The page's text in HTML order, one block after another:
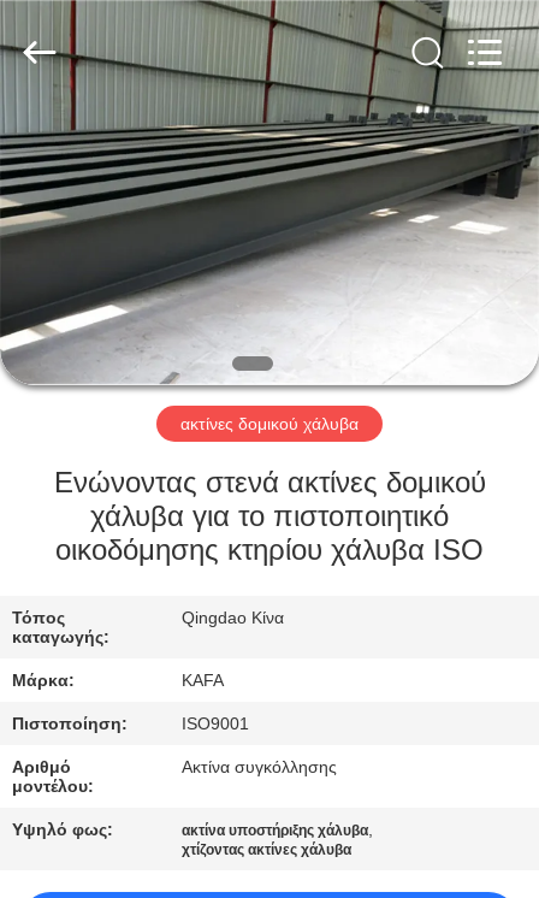
ΑΡΧΙΚΉ
ΠΡΟΪΌΝΤΑ
ΒΊΝΤΕΟ
ΕΚΠΟΜΠΉ
VR
ΣΧΕΤΙΚΆ
ΕΜΆΣ
ΞΕΝΆΓΗΣΗ
ΣΤΟ
ΈΛΕΓΧΟΣ
ΠΟΙΌΤΗΤΑΣ
Co.,
Ltd..
ακτίνες δομικού χάλυβα
Ενώνοντας στενά ακτίνες δομικού
χάλυβα για το πιστοποιητικό
οικοδόμησης κτηρίου χάλυβα ISO
Τόπος
καταγωγής:
Qingdao Κίνα
Μάρκα: KAFA
Πιστοποίηση: ISO9001
Αριθμό
μοντέλου:
Ακτίνα συγκόλλησης
Υψηλό φως: ακτίνα υποστήριξης χάλυβα,
χτίζοντας ακτίνες χάλυβα